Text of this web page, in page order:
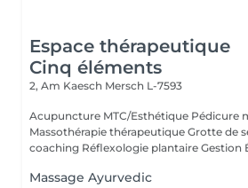
Espace thérapeutique
Cinq éléments
2, Am Kaesch Mersch L-7593
Acupuncture MTC/Esthétique Pédicure
Massothérapie thérapeutique Grotte de
coaching Réflexologie plantaire Gestion
Massage Ayurvedic